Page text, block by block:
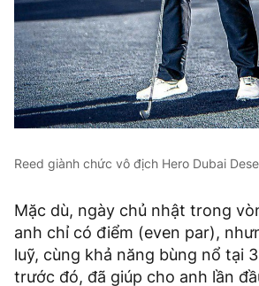
Reed giành chức vô địch Hero Dubai
Mặc dù, ngày chủ nhật trong
anh chỉ có điểm (even par),
luỹ, cùng khả năng bùng nổ tại
trước đó, đã giúp cho anh lần